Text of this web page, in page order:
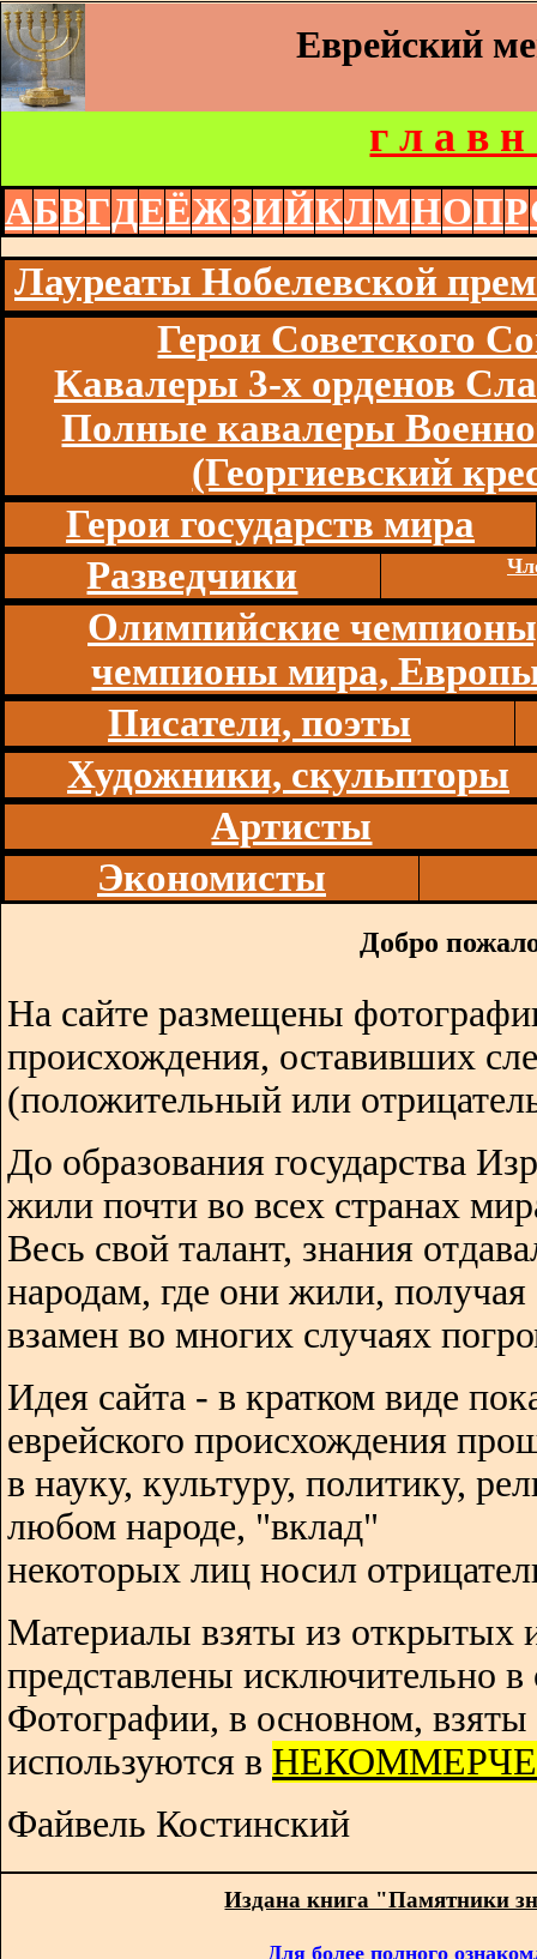
Еврейский
г л а в н
АБВГДЕЁЖЗИЙКЛМНОПР
Лауреаты Нобелевской
Герои Советского
Кавалеры 3-х орденов
Полные кавалеры
(Георгиевский
Герои государств мира
Разведчики
Олимпийские
чемпионы мира,
Писатели, поэты
Художники, скульпторы
Артисты
Экономисты
Добро
На сайте размещены
происхождения, оставивших
(положительный или
До образования государства
жили почти во всех странах
Весь свой талант, знания
народам, где они жили, получая
взамен во многих случаях
Идея сайта - в кратком виде
еврейского происхождения
в науку, культуру, политику,
любом народе, "вклад"
некоторых лиц носил
Материалы взяты из открытых
представлены исключительно
Фотографии, в основном, взяты
используются в
Файвель Костинский
Издана книга "Памятники
Для более полного